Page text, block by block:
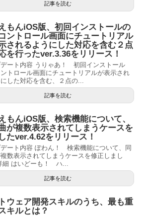
記事を読む
もんiOS版、初回インストールの
ントロール画面にチュートリアル
されるようにした対応を含む２点
を行ったver.3.36をリリース！
デート内容 うりゃあ！ 初回インストール
トロール画面にチュートリアルが表示され
した対応を含む、２点の...
記事を読む
もんiOS版、検索機能について、
が複数表示されてしまうケースを
たver.4.62をリリース！
ート内容 ぽわん！ 検索機能について、同
複数表示されてしまうケースを修正しまし
細 はいどーも！ ハ...
記事を読む
ウェア開発スキルのうち、最も重
キルとは？